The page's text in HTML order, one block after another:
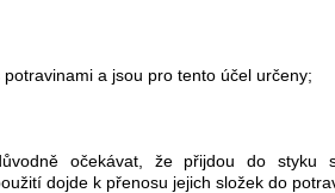
potravinami a jsou pro tento účel určeny;
očekávat, že přijdou do styku
dojde k přenosu jejich složek do